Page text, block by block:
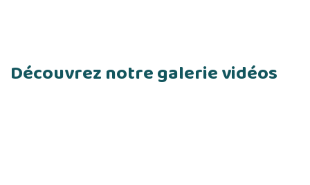
Découvrez notre galerie vidéos